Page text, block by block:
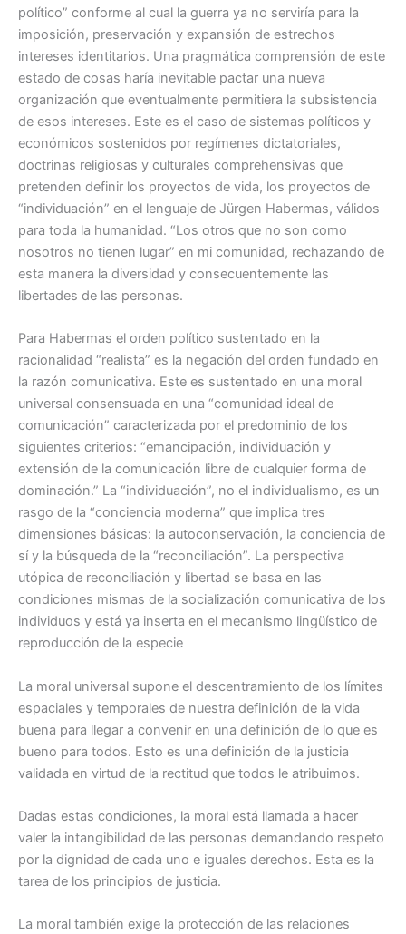
político” conforme al cual la guerra ya no serviría para la
imposición, preservación y expansión de estrechos
intereses identitarios. Una pragmática comprensión de este
estado de cosas haría inevitable pactar una nueva
organización que eventualmente permitiera la subsistencia
de esos intereses. Este es el caso de sistemas políticos y
económicos sostenidos por regímenes dictatoriales,
doctrinas religiosas y culturales comprehensivas que
pretenden definir los proyectos de vida, los proyectos de
“individuación” en el lenguaje de Jürgen Habermas, válidos
para toda la humanidad. “Los otros que no son como
nosotros no tienen lugar” en mi comunidad, rechazando de
esta manera la diversidad y consecuentemente las
libertades de las personas.
Para Habermas el orden político sustentado en la
racionalidad “realista” es la negación del orden fundado en
la razón comunicativa. Este es sustentado en una moral
universal consensuada en una “comunidad ideal de
comunicación” caracterizada por el predominio de los
siguientes criterios: “emancipación, individuación y
extensión de la comunicación libre de cualquier forma de
dominación.” La “individuación”, no el individualismo, es un
rasgo de la “conciencia moderna” que implica tres
dimensiones básicas: la autoconservación, la conciencia de
sí y la búsqueda de la “reconciliación”. La perspectiva
utópica de reconciliación y libertad se basa en las
condiciones mismas de la socialización comunicativa de los
individuos y está ya inserta en el mecanismo lingüístico de
reproducción de la especie
La moral universal supone el descentramiento de los límites
espaciales y temporales de nuestra definición de la vida
buena para llegar a convenir en una definición de lo que es
bueno para todos. Esto es una definición de la justicia
validada en virtud de la rectitud que todos le atribuimos.
Dadas estas condiciones, la moral está llamada a hacer
valer la intangibilidad de las personas demandando respeto
por la dignidad de cada uno e iguales derechos. Esta es la
tarea de los principios de justicia.
La moral también exige la protección de las relaciones